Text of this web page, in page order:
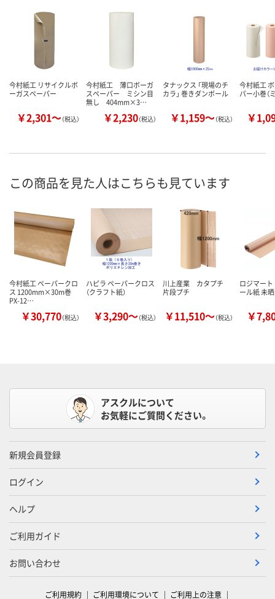
今村紙工 リサイクルボ
ーガスペーパー
￥2,301～（税込）
今村紙工 薄口ボーガ
スペーパー ミシン目
無し 404mm×3…
￥2,230（税込）
タナックス 「現場のチ
カラ」 巻きダンボール
￥1,159～（税込）
今村紙工
パー小巻（
￥
この商品を見た人はこちらも見ています
今村紙工 ペーパークロ
ス 1200mm×30m巻
PX-12…
￥30,770（税込）
ハピラ ペーパークロス
（クラフト紙）
￥3,290～（税込）
川上産業 カタプチ
片段プチ
￥11,510～（税込）
ロジマー
ール紙 未晒
￥
アスクルについて
お気軽にご質問ください。
新規会員登録
ログイン
ヘルプ
ご利用ガイド
お問い合わせ
ご利用規約 ご利用環境について ご利用上の注意